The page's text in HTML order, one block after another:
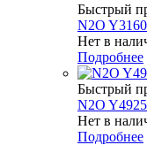
Быстрый
N2O
Нет в
Подробнее
Быстрый
N2O
Нет в
Подробнее